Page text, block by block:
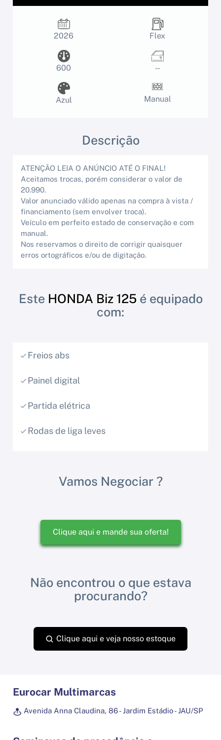
2026 Flex
600 - -
Azul Manual
Descrição
ATENÇÃO LEIA O ANÚNCIO ATÉ O FINAL!
Aceitamos trocas, porém considerar o valor de
20.990.
Valor anunciado válido apenas na compra à vista /
financiamento (sem envolver troca).
Veículo em perfeito estado de conservação e com
manual.
Nos reservamos o direito de corrigir quaisquer
erros ortográficos e/ou de digitação.
Este HONDA Biz 125é equipado
com:
Freios abs
Painel digital
Partida elétrica
Rodas de liga leves
Vamos Negociar ?
Clique aqui e mande sua oferta!
Não encontrou o que estava
procurando?
Clique aqui e veja nosso estoque
Eurocar Multimarcas
Avenida Anna Claudina, 86 - Jardim Estádio - JAU/SP